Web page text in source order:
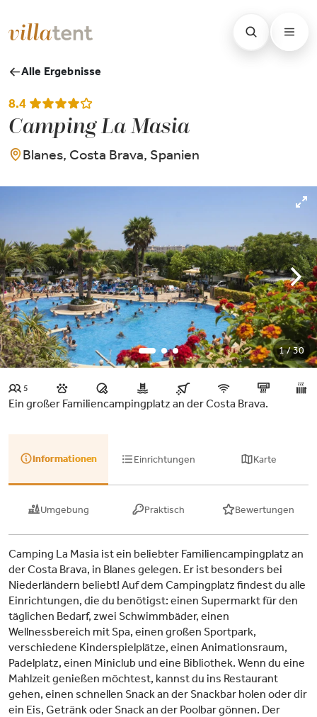
Alle Ergebnisse
8.4
Camping La Masia
Blanes, Costa Brava, Spanien
1 / 30
5
Ein großer Familiencampingplatz an der Costa Brava.
Informationen Einrichtungen Karte
Umgebung Praktisch Bewertungen
Camping La Masia ist ein beliebter Familiencampingplatz an
der Costa Brava, in Blanes gelegen. Er ist besonders bei
Niederländern beliebt! Auf dem Campingplatz findest du alle
Einrichtungen, die du benötigst: einen Supermarkt für den
täglichen Bedarf, zwei Schwimmbäder, einen
Wellnessbereich mit Spa, einen großen Sportpark,
verschiedene Kinderspielplätze, einen Animationsraum,
Padelplatz, einen Miniclub und eine Bibliothek. Wenn du eine
Mahlzeit genießen möchtest, kannst du ins Restaurant
gehen, einen schnellen Snack an der Snackbar holen oder dir
ein Eis, Getränk oder Snack an der Poolbar gönnen. Der